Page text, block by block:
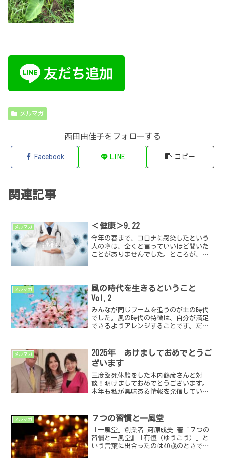
メルマガ
西田由佳子をフォローする
Facebook LINE コピー
関連記事
メルマガ ＜健康＞9.22
今年の春まで、コロナに感染したという
人の噂は、全くと言っていいほど聞いた
ことがありませんでした。ところが、こ
を崩す人が増えてきまし...
メルマガ
風の時代を生きるということ
Vol.2
みんなが同じブームを追うのが土の時代
でした。風の時代の特徴は、自分が満足
できるようアレンジすることです。だか
いるよね」と思う人は風の時代の波に上
手く乗れているようです。...
メルマガ
2025年 あけましておめでとうご
ざいます
三度臨死体験をした木内鶴彦さんと対
談！明けましておめでとうございます。
本年も私が興味ある情報を発信していき
ないぐらい世界中でたくさんの出来事が
あり、そして私たちが知ら...
メルマガ ７つの習慣と一風堂
「一風堂」創業者 河原成美 著『７つの
習慣と一風堂』「有恒（ゆうこう）」と
いう言葉に出合ったのは40歳のときで